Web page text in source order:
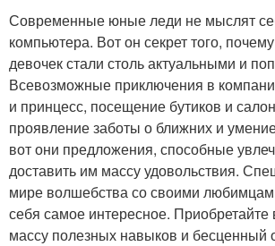
Современные юные леди не мыслят
компьютера. Вот он секрет того,
девочек стали столь актуальными и
Всевозможные приключения в
и принцесс, посещение бутиков и
проявление заботы о ближних и
вот они предложения, способные
доставить им массу удовольствия.
мире волшебства со своими
себя самое интересное. Приобретайте
массу полезных навыков и бесценный